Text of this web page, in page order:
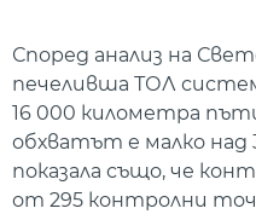
Според анализ на
печеливша ТОЛ
16 000 километра
обхватът е малко над
показала също, че
от 295 контролни